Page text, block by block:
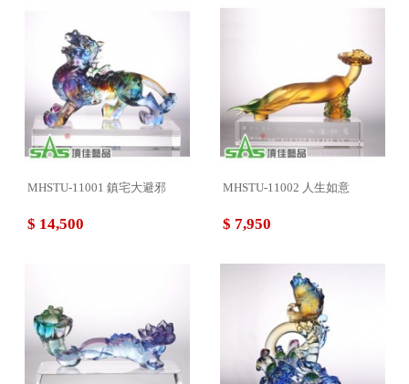
MHSTU-11001 鎮宅大避邪
$ 14,500
MHSTU-11002 人生如意
$ 7,950